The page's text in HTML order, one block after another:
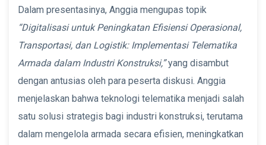
Dalam presentasinya, Anggia mengupas topik
“Digitalisasi untuk Peningkatan Efisiensi Operasional,
Transportasi, dan Logistik: Implementasi Telematika
Armada dalam Industri Konstruksi,”yang disambut
dengan antusias oleh para peserta diskusi. Anggia
menjelaskan bahwa teknologi telematika menjadi salah
satu solusi strategis bagi industri konstruksi, terutama
dalam mengelola armada secara efisien, meningkatkan